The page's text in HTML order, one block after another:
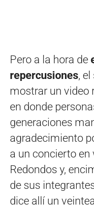
Pero a la hora de
repercusiones,
mostrar un video
en donde
generaciones
agradecimiento
a un concierto
Redondos y,
de sus
dice allí un